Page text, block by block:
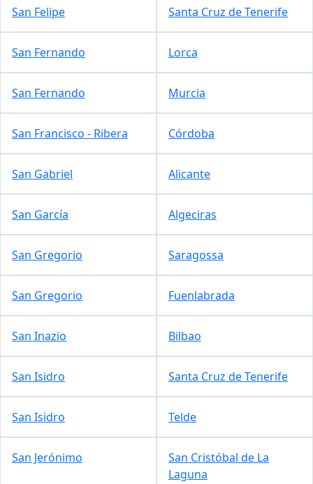
San Felipe Santa Cruz de Tenerife
San Fernando Lorca
San Fernando Murcia
San Francisco - Ribera Córdoba
San Gabriel Alicante
San García Algeciras
San Gregorio Saragossa
San Gregorio Fuenlabrada
San Inazio Bilbao
San Isidro Santa Cruz de Tenerife
San Isidro Telde
San Jerónimo
San Cristóbal de La
Laguna